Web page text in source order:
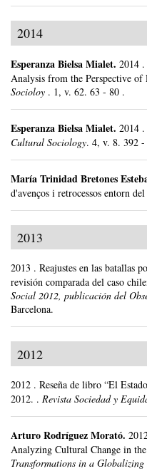
2014
Esperanza Bielsa Mialet. 2014 .
Analysis from the Perspective
Socioloy . 1, v. 62. 63 - 80 .
Esperanza Bielsa Mialet. 2014 .
Cultural Sociology. 4, v. 8. 392
María Trinidad Bretones
d'avenços i retrocessos entorn
2013
2013 . Reajustes en las batallas
revisión comparada del caso
Social 2012, publicación del
Barcelona.
2012
2012 . Reseña de libro “El
2012. . Revista Sociedad y
Arturo Rodríguez Morató.
Analyzing Cultural Change in
Transformations in a